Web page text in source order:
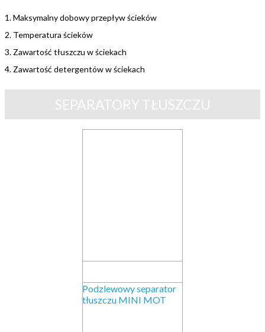
1. Maksymalny dobowy przepływ ścieków
2. Temperatura ścieków
3. Zawartość tłuszczu w ściekach
4. Zawartość detergentów w ściekach
SEPARATORY TŁUSZCZU
Podzlewowy separator
tłuszczu MINI MOT